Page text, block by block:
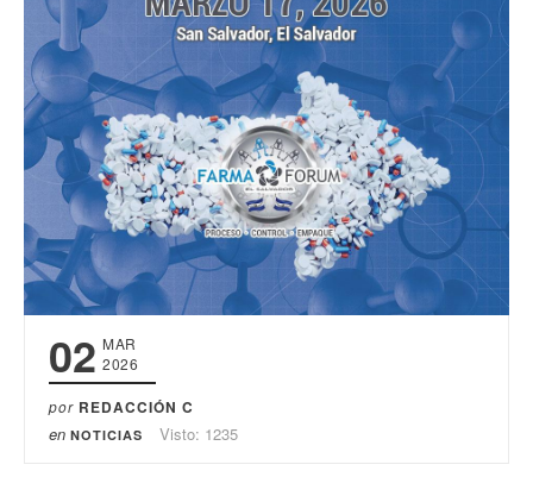
02 MAR
2026
por REDACCIÓN C
en NOTICIAS Visto: 1235